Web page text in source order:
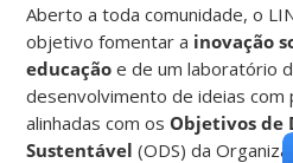
Aberto a toda comunidade, o
objetivo fomentar a inovação
educação e de um laboratório
desenvolvimento de ideias com
alinhadas com os Objetivos de
Sustentável (ODS) da